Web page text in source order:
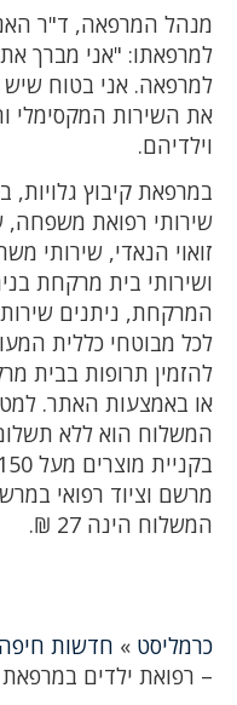
מנהל המרפאה, ד"ר
למרפאתו: "אני מברך
למרפאה. אני בטוח שיש
את השירות המקסימלי
וילדיהם.
במרפאת קיבוץ גלויות,
שירותי רפואת משפחה,
זואוי הנאדי, שירותי
ושירותי בית מרקחת
המרקחת, ניתנים
לכל מבוטחי כללית
להזמין תרופות בבית
או באמצעות האתר.
המשלוח הוא ללא
בקניית מוצרים מעל 150 ₪ (לא כולל תרופות
המשלוח הינה 27 ₪.
כרמליסט » חדשות
– רפואת ילדים במרפאת